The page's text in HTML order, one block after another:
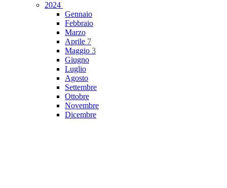
2024
Gennaio
Febbraio
Marzo
Aprile 7
Maggio 3
Giugno
Luglio
Agosto
Settembre
Ottobre
Novembre
Dicembre